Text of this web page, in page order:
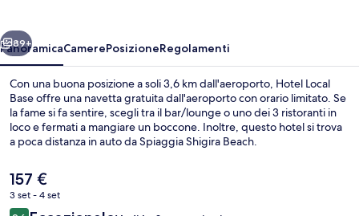
Avanti
89+
PanoramicaCamerePosizioneRegolamenti
Con una buona posizione a soli 3,6 km dall'aeroporto, Hotel Local
Base offre una navetta gratuita dall'aeroporto con orario limitato. Se
la fame si fa sentire, scegli tra il bar/lounge o uno dei 3 ristoranti in
loco e fermati a mangiare un boccone. Inoltre, questo hotel si trova
a poca distanza in auto da Spiaggia Shigira Beach.
Il
prezzo
attuale
157 €
3 set - 4 set